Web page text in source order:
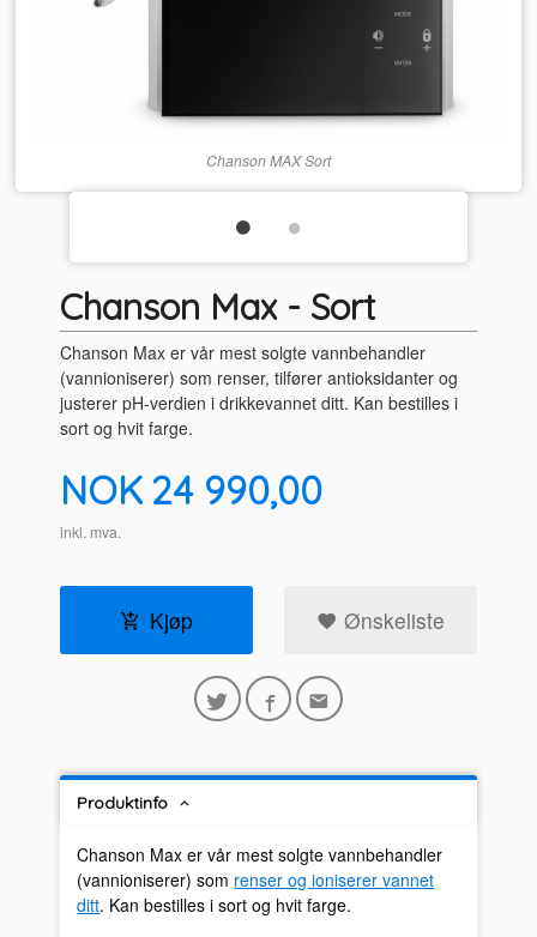
Chanson MAX Sort
Chanson Max - Sort
Chanson Max er vår mest solgte vannbehandler
(vannioniserer) som renser, tilfører antioksidanter og
justerer pH-verdien i drikkevannet ditt. Kan bestilles i
sort og hvit farge.
Pris
NOK 24 990,00
inkl. mva.
Kjøp Ønskeliste
Produktinfo
Chanson Max er vår mest solgte vannbehandler
(vannioniserer) som renser og ioniserer vannet
ditt. Kan bestilles i sort og hvit farge.